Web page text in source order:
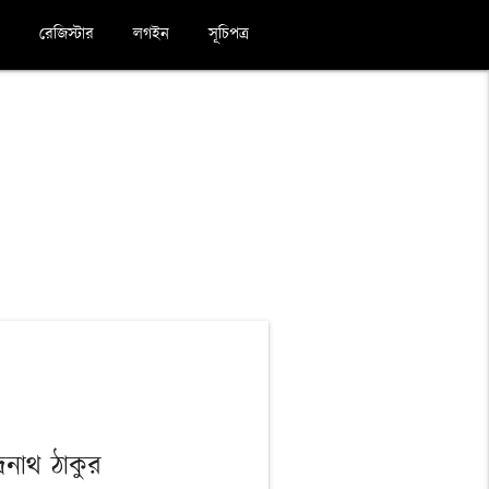
সূচিপত্র
লগইন
রেজিস্টার
ঠাকুর